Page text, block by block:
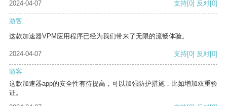
2024-04-07 支持[0] 反对[0]
游客
这款加速器VPM应用程序已经为我们带来了无限的流畅体验。
2024-04-07 支持[0] 反对[0]
游客
这款加速器app的安全性有待提高，可以加强防护措施，比如增加双重验
证。